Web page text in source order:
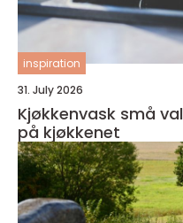
inspiration
31. July 2026
Kjøkkenvask små valg som gjør stor forskjell
på kjøkkenet